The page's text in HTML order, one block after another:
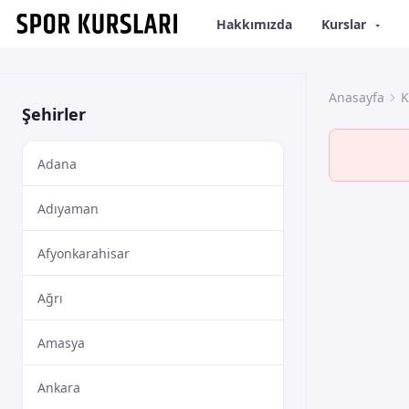
Hakkımızda Kurslar
Şehirler
Adana
Adıyaman
Afyonkarahisar
Ağrı
Amasya
Ankara
Anasayfa